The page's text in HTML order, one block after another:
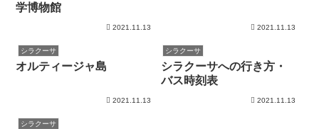
学博物館
2021.11.13 2021.11.13
シラクーサ
オルティージャ島
2021.11.13
シラクーサ
シラクーサへの行き方・
バス時刻表
2021.11.13
シラクーサ